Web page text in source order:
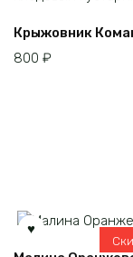
Крыжовник
800 ₽